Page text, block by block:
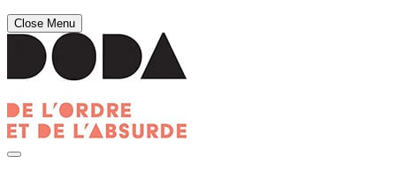
Close Menu